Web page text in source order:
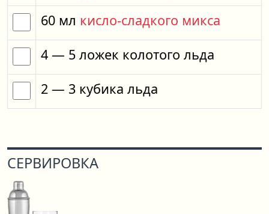
60 мл кисло-сладкого микса
4 — 5 ложек колотого льда
2 — 3 кубика льда
СЕРВИРОВКА